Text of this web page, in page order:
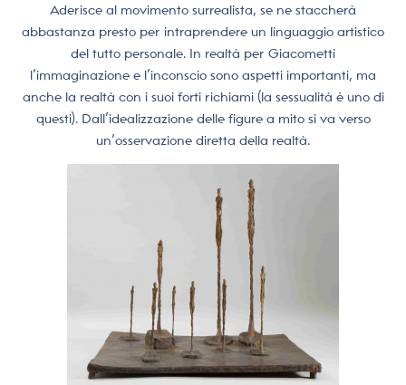
Aderisce al movimento surrealista, se ne staccherà
abbastanza presto per intraprendere un linguaggio artistico
del tutto personale. In realtà per Giacometti
l’immaginazione e l’inconscio sono aspetti importanti, ma
anche la realtà con i suoi forti richiami (la sessualità è uno di
questi). Dall’idealizzazione delle figure a mito si va verso
un’osservazione diretta della realtà.